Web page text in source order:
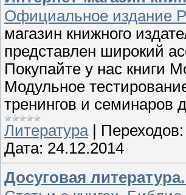
Официальное издание
магазин книжного
представлен широкий
Покупайте у нас книги
Модульное
тренингов и семинаров
Литература| Переходов:
Дата: 24.12.2014
Досуговая